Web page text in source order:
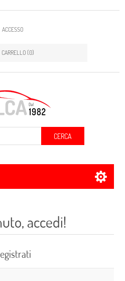
ACCESSO
CARRELLO (0)
CERCA
accedi!